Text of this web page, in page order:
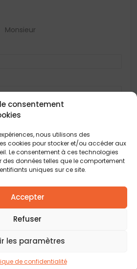
consentement
nous utilisons des
cookies pour stocker et/ou accéder aux
Le consentement à ces technologies
des données telles que le comportement
uniques sur ce site.
Accepter
Refuser
les paramètres
de confidentialité
Monsieur